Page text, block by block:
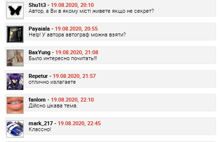
Shu1t3 - 19.08.2020, 20:10
Автор, а Ви в якому місті живете якщо не секрет?
Payaiala - 19.08.2020, 20:55
Help! У автора автограф можна взяти?
BaxYung - 19.08.2020, 21:08
Было интересно почитать!!!
Repetur - 19.08.2020, 21:57
отлично излагаете
fanlom - 19.08.2020, 22:10
Дійсно цікава тема.
mark_217 - 19.08.2020, 22:45
Классно!